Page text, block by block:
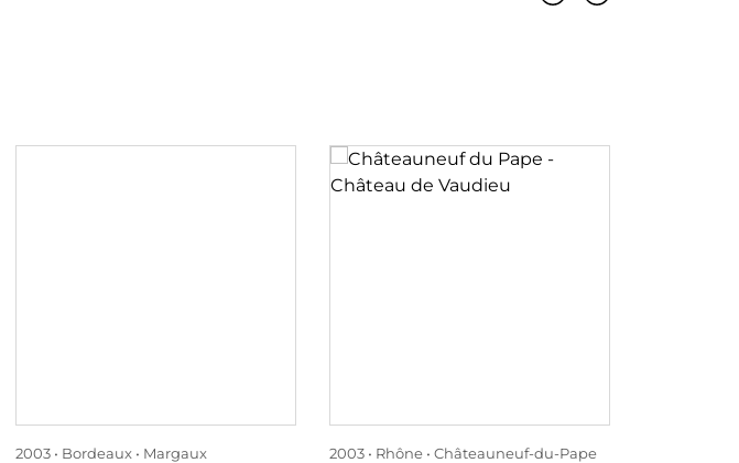
2003 Bordeaux Margaux 2003 Rhône Châteauneuf-du-Pape